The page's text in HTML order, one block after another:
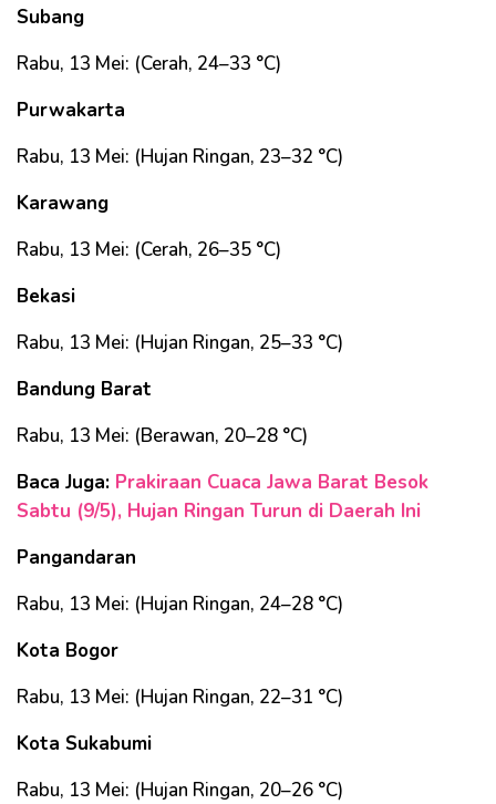
Subang
Rabu, 13 Mei: (Cerah, 24–33 °C)
Purwakarta
Rabu, 13 Mei: (Hujan Ringan, 23–32 °C)
Karawang
Rabu, 13 Mei: (Cerah, 26–35 °C)
Bekasi
Rabu, 13 Mei: (Hujan Ringan, 25–33 °C)
Bandung Barat
Rabu, 13 Mei: (Berawan, 20–28 °C)
Baca Juga: Prakiraan Cuaca Jawa Barat Besok
Sabtu (9/5), Hujan Ringan Turun di Daerah Ini
Pangandaran
Rabu, 13 Mei: (Hujan Ringan, 24–28 °C)
Kota Bogor
Rabu, 13 Mei: (Hujan Ringan, 22–31 °C)
Kota Sukabumi
Rabu, 13 Mei: (Hujan Ringan, 20–26 °C)